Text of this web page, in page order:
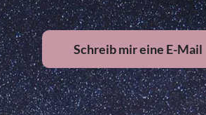
Schreib mir eine E-Mail